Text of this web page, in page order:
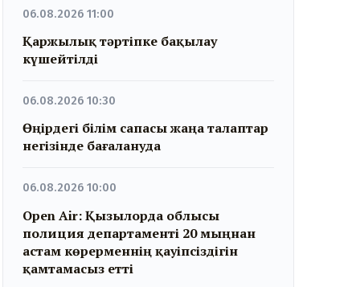
06.08.2026 11:00
Қаржылық тәртіпке бақылау
күшейтілді
06.08.2026 10:30
Өңірдегі білім сапасы жаңа талаптар
негізінде бағалануда
06.08.2026 10:00
Open Air: Қызылорда облысы
полиция департаменті 20 мыңнан
астам көрерменнің қауіпсіздігін
қамтамасыз етті